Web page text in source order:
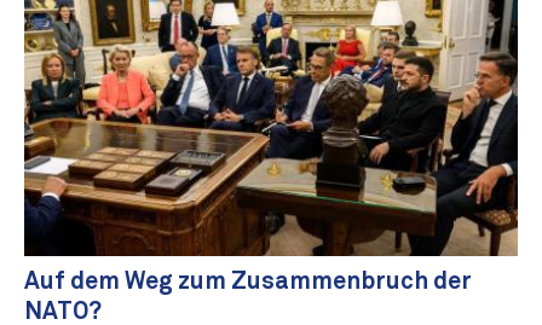
Auf dem Weg zum Zusammenbruch der
NATO?